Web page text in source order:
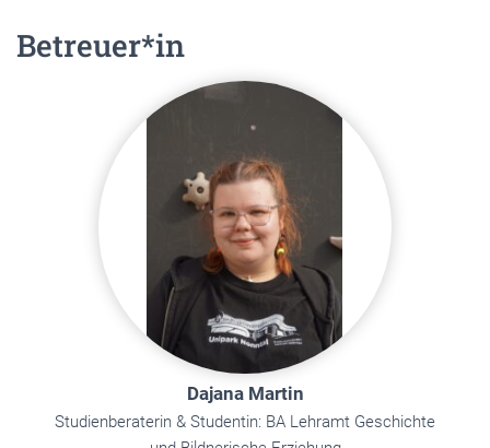
Betreuer*in
Dajana Martin
Studienberaterin & Studentin: BA Lehramt Geschichte